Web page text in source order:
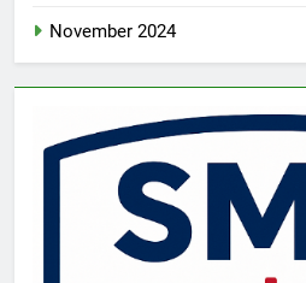
November 2024